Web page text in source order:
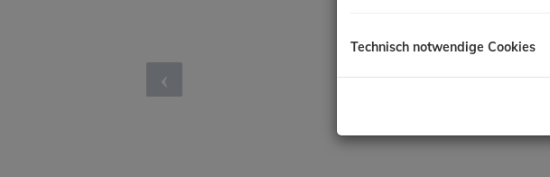
Technisch notwendige Cookies